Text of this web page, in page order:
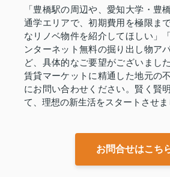
「豊橋駅の周辺や、愛知大学・豊
通学エリアで、初期費用を極限ま
なリノベ物件を紹介してほしい」
ンターネット無料の掘り出し物ア
ど、具体的なご要望がございまし
賃貸マーケットに精通した地元の
にお問い合わせください。賢く賢
て、理想の新生活をスタートさせま
お問合せはこち